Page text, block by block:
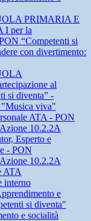
PRIMARIA E
I per la
“Competenti si
con divertimento:
al
si diventa” -
viva"
ATA - PON
10.2.2A
Esperto e
- PON
10.2.2A
ATA
interno
e
si diventa"
e socialità